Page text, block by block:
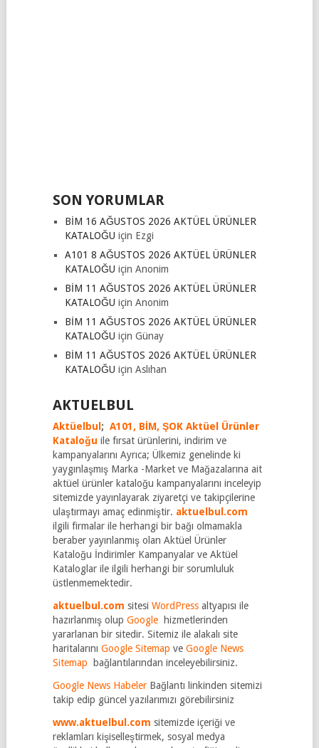
SON YORUMLAR
BİM 16 AĞUSTOS 2026 AKTÜEL ÜRÜNLER
KATALOĞU için Ezgi
A101 8 AĞUSTOS 2026 AKTÜEL ÜRÜNLER
KATALOĞU için Anonim
BİM 11 AĞUSTOS 2026 AKTÜEL ÜRÜNLER
KATALOĞU için Anonim
BİM 11 AĞUSTOS 2026 AKTÜEL ÜRÜNLER
KATALOĞU için Günay
BİM 11 AĞUSTOS 2026 AKTÜEL ÜRÜNLER
KATALOĞU için Aslıhan
AKTUELBUL
Aktüelbul ; A101, BİM, ŞOK Aktüel Ürünler
Kataloğu ile fırsat ürünlerini, indirim ve
kampanyalarını Ayrıca; Ülkemiz genelinde ki
yaygınlaşmış Marka -Market ve Mağazalarına ait
aktüel ürünler kataloğu kampanyalarını inceleyip
sitemizde yayınlayarak ziyaretçi ve takipçilerine
ulaştırmayı amaç edinmiştir. aktuelbul.com
ilgili firmalar ile herhangi bir bağı olmamakla
beraber yayınlanmış olan Aktüel Ürünler
Kataloğu İndirimler Kampanyalar ve Aktüel
Kataloglar ile ilgili herhangi bir sorumluluk
üstlenmemektedir.
aktuelbul.com sitesi WordPressaltyapısı ile
hazırlanmış olup Googlehizmetlerinden
yararlanan bir sitedir. Sitemiz ile alakalı site
haritalarını Google Sitemap ve Google News
Sitemap
bağlantılarından inceleyebilirsiniz.
Google News Habeler Bağlantı linkinden sitemizi
takip edip güncel yazılarımızı görebilirsiniz
www.aktuelbul.com sitemizde içeriği ve
reklamları kişiselleştirmek, sosyal medya